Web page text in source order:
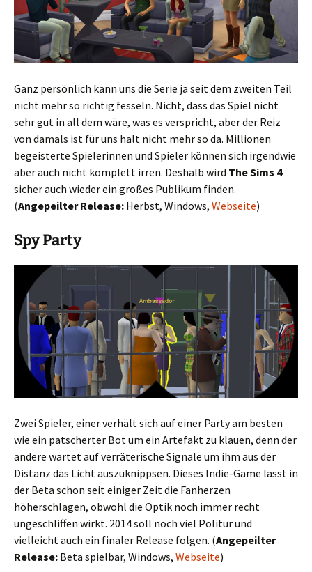
Ganz persönlich kann uns die Serie ja seit dem zweiten Teil
nicht mehr so richtig fesseln. Nicht, dass das Spiel nicht
sehr gut in all dem wäre, was es verspricht, aber der Reiz
von damals ist für uns halt nicht mehr so da. Millionen
begeisterte Spielerinnen und Spieler können sich irgendwie
aber auch nicht komplett irren. Deshalb wird The Sims 4
sicher auch wieder ein großes Publikum finden.
(Angepeilter Release: Herbst, Windows, Webseite)
Spy Party
Zwei Spieler, einer verhält sich auf einer Party am besten
wie ein patscherter Bot um ein Artefakt zu klauen, denn der
andere wartet auf verräterische Signale um ihm aus der
Distanz das Licht auszuknippsen. Dieses Indie-Game lässt in
der Beta schon seit einiger Zeit die Fanherzen
höherschlagen, obwohl die Optik noch immer recht
ungeschliffen wirkt. 2014 soll noch viel Politur und
vielleicht auch ein finaler Release folgen. (Angepeilter
Release: Beta spielbar, Windows, Webseite)